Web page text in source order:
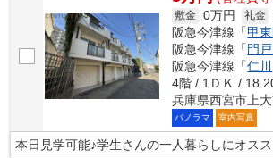
敷金 0万円 礼金
阪急今津線「甲
阪急今津線「 門
阪急今津線「仁川
4階 / 1ＤＫ /
兵庫県西宮市上
パノラマ 室内写真
本日見学可能♪学生さんの一人暮らしにオス